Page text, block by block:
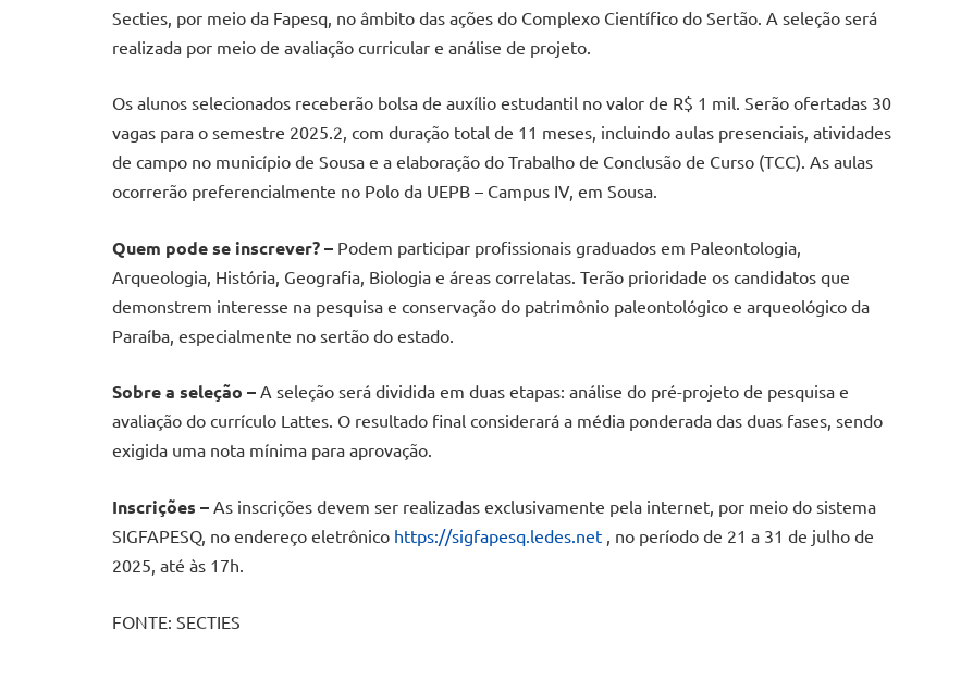
Secties, por meio da Fapesq, no âmbito das ações do Complexo Científico do Sertão. A seleção será
realizada por meio de avaliação curricular e análise de projeto.
Os alunos selecionados receberão bolsa de auxílio estudantil no valor de R$ 1 mil. Serão ofertadas 30
vagas para o semestre 2025.2, com duração total de 11 meses, incluindo aulas presenciais, atividades
de campo no município de Sousa e a elaboração do Trabalho de Conclusão de Curso (TCC). As aulas
ocorrerão preferencialmente no Polo da UEPB – Campus IV, em Sousa.
Quem pode se inscrever? – Podem participar profissionais graduados em Paleontologia,
Arqueologia, História, Geografia, Biologia e áreas correlatas. Terão prioridade os candidatos que
demonstrem interesse na pesquisa e conservação do patrimônio paleontológico e arqueológico da
Paraíba, especialmente no sertão do estado.
Sobre a seleção – A seleção será dividida em duas etapas: análise do pré-projeto de pesquisa e
avaliação do currículo Lattes. O resultado final considerará a média ponderada das duas fases, sendo
exigida uma nota mínima para aprovação.
Inscrições – As inscrições devem ser realizadas exclusivamente pela internet, por meio do sistema
SIGFAPESQ, no endereço eletrônico https://sigfapesq.ledes.net , no período de 21 a 31 de julho de
2025, até às 17h.
FONTE: SECTIES